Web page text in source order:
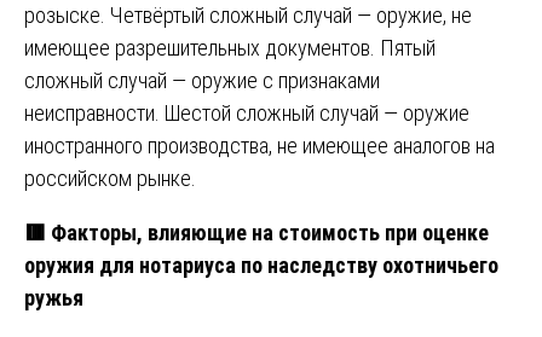
розыске. Четвёртый сложный случай — оружие, не
имеющее разрешительных документов. Пятый
сложный случай — оружие с признаками
неисправности. Шестой сложный случай — оружие
иностранного производства, не имеющее аналогов на
российском рынке.
🟥 Факторы, влияющие на стоимость при оценке
оружия для нотариуса по наследству охотничьего
ружья